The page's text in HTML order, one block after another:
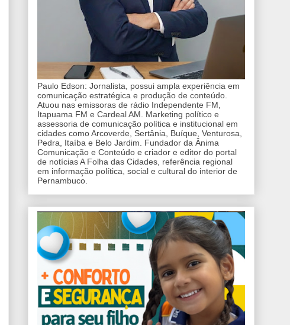
Paulo Edson: Jornalista, possui ampla experiência em
comunicação estratégica e produção de conteúdo.
Atuou nas emissoras de rádio Independente FM,
Itapuama FM e Cardeal AM. Marketing político e
assessoria de comunicação política e institucional em
cidades como Arcoverde, Sertânia, Buíque, Venturosa,
Pedra, Itaíba e Belo Jardim. Fundador da Ânima
Comunicação e Conteúdo e criador e editor do portal
de notícias A Folha das Cidades, referência regional
em informação política, social e cultural do interior de
Pernambuco.